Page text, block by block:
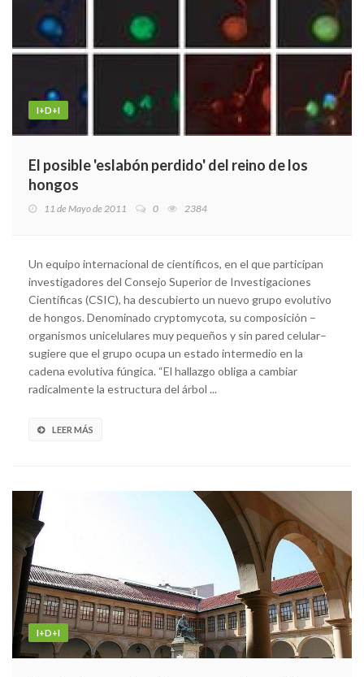
I+D+I
El posible 'eslabón perdido' del reino de los
hongos
11 de Mayo de 2011 0 2384
Un equipo internacional de científicos, en el que participan
investigadores del Consejo Superior de Investigaciones
Científicas (CSIC), ha descubierto un nuevo grupo evolutivo
de hongos. Denominado cryptomycota, su composición –
organismos unicelulares muy pequeños y sin pared celular–
sugiere que el grupo ocupa un estado intermedio en la
cadena evolutiva fúngica. “El hallazgo obliga a cambiar
radicalmente la estructura del árbol ...
LEER MÁS
I+D+I